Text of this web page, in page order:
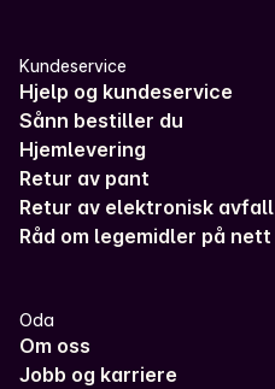
Kundeservice
Hjelp og kundeservice
Sånn bestiller du
Hjemlevering
Retur av pant
Retur av elektronisk avfall
Råd om legemidler på nett
Oda
Om oss
Jobb og karriere